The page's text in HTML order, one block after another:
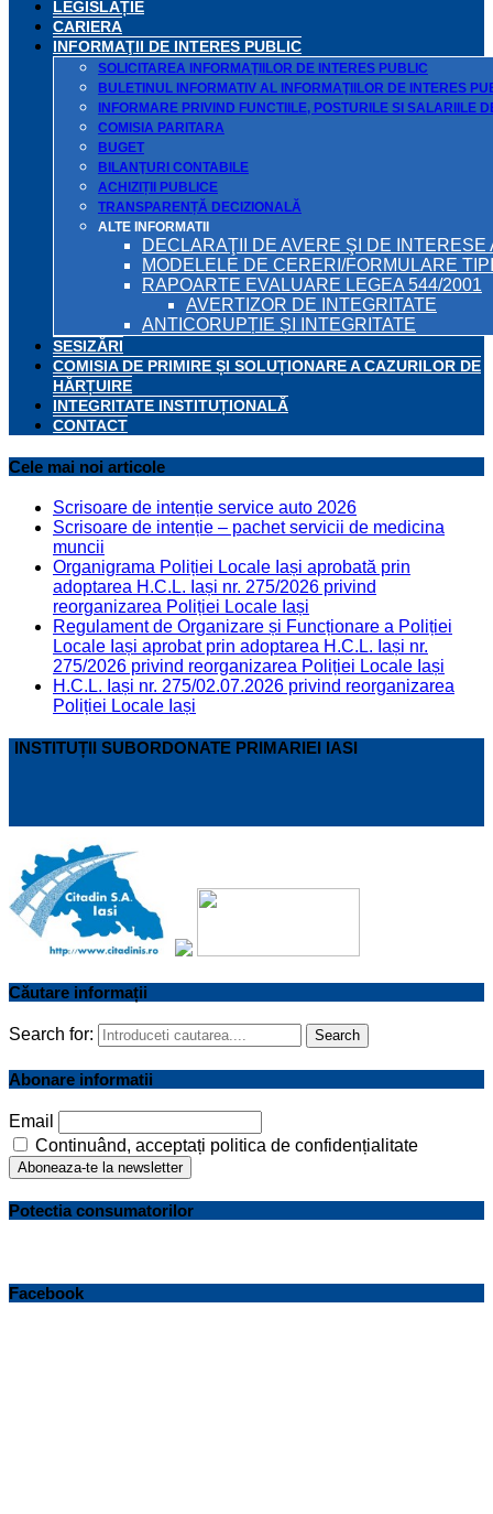
LEGISLAȚIE
CARIERA
INFORMAŢII DE INTERES PUBLIC
SOLICITAREA INFORMAŢIILOR DE INTERES PUBLIC
BULETINUL INFORMATIV AL INFORMAŢIILOR DE INTERES
INFORMARE PRIVIND FUNCTIILE, POSTURILE SI
COMISIA PARITARA
BUGET
BILANŢURI CONTABILE
ACHIZIȚII PUBLICE
TRANSPARENȚĂ DECIZIONALĂ
ALTE INFORMATII
DECLARAŢII DE AVERE ŞI DE
MODELELE DE CERERI/FORMULARE
RAPOARTE EVALUARE LEGEA 544/2001
AVERTIZOR DE INTEGRITATE
ANTICORUPȚIE ȘI INTEGRITATE
SESIZĂRI
COMISIA DE PRIMIRE ȘI SOLUȚIONARE A CAZURILOR DE
HĂRȚUIRE
INTEGRITATE INSTITUȚIONALĂ
CONTACT
Cele mai noi articole
Scrisoare de intenție service auto 2026
Scrisoare de intenție – pachet servicii de medicina
muncii
Organigrama Poliției Locale Iași aprobată prin
adoptarea H.C.L. Iași nr. 275/2026 privind
reorganizarea Poliției Locale Iași
Regulament de Organizare și Funcționare a Poliției
Locale Iași aprobat prin adoptarea H.C.L. Iași nr.
275/2026 privind reorganizarea Poliției Locale Iași
H.C.L. Iași nr. 275/02.07.2026 privind reorganizarea
Poliției Locale Iași
INSTITUȚII SUBORDONATE PRIMARIEI IASI
Căutare informații
Search for: Search
Abonare informatii
Email
Continuând, acceptați politica de confidențialitate
Potectia consumatorilor
Facebook